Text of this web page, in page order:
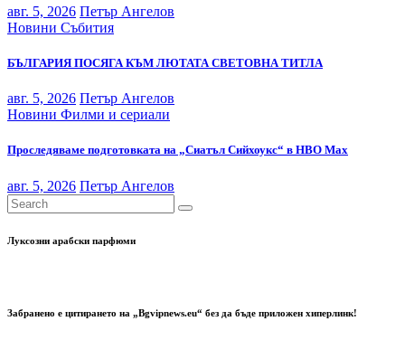
авг. 5, 2026 Петър Ангелов
Новини Събития
БЪЛГАРИЯ ПОСЯГА КЪМ ЛЮТАТА СВЕТОВНА ТИТЛА
авг. 5, 2026 Петър Ангелов
Новини Филми и сериали
Проследяваме подготовката на „Сиатъл Сийхоукс“ в HBO Max
авг. 5, 2026 Петър Ангелов
Луксозни арабски парфюми
Забранено е цитирането на „Bgvipnews.eu“ без да бъде приложен хиперлинк!